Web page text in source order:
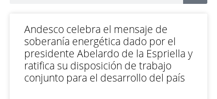
Andesco celebra el mensaje de
soberanía energética dado por el
presidente Abelardo de la Espriella y
ratifica su disposición de trabajo
conjunto para el desarrollo del país